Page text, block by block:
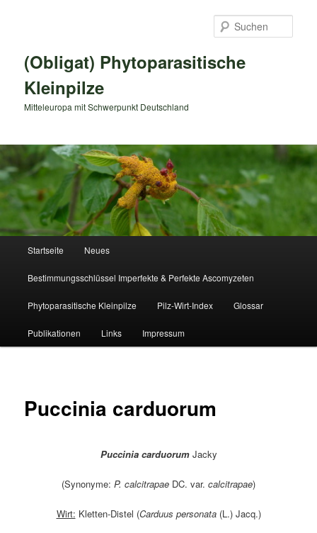
(Obligat) Phytoparasitische
Kleinpilze
Mitteleuropa mit Schwerpunkt Deutschland
Startseite Neues
Bestimmungsschlüssel Imperfekte & Perfekte Ascomyzeten
Phytoparasitische Kleinpilze Pilz-Wirt-Index Glossar
Publikationen Links Impressum
Puccinia carduorum
Puccinia carduorum Jacky
(Synonyme: P. calcitrapae DC. var. calcitrapae)
Wirt: Kletten-Distel (Carduus personata(L.) Jacq.)